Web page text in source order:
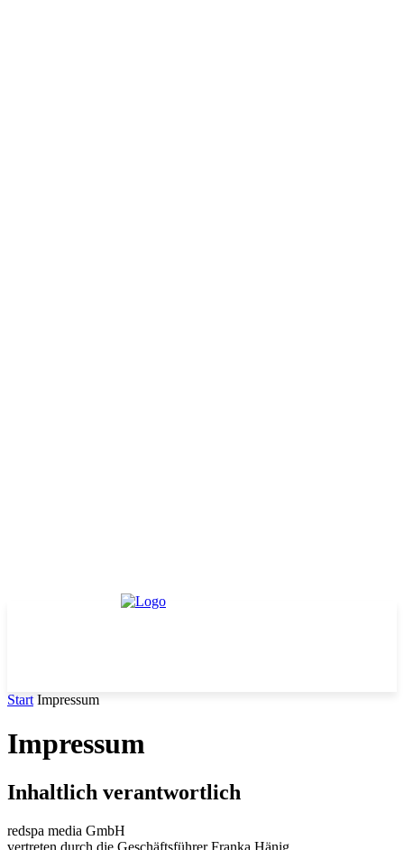
Start Impressum
Impressum
Inhaltlich verantwortlich
redspa media GmbH
vertreten durch die Geschäftsführer Franka Hänig